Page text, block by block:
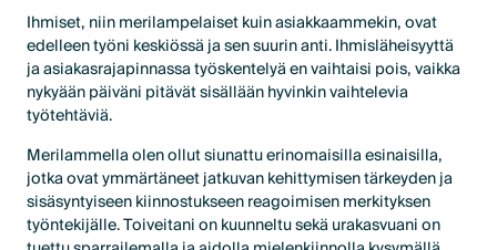
Ihmiset, niin merilampelaiset kuin asiakkaammekin, ovat
edelleen työni keskiössä ja sen suurin anti. Ihmisläheisyyttä
ja asiakasrajapinnassa työskentelyä en vaihtaisi pois, vaikka
nykyään päiväni pitävät sisällään hyvinkin vaihtelevia
työtehtäviä.
Merilammella olen ollut siunattu erinomaisilla esinaisilla,
jotka ovat ymmärtäneet jatkuvan kehittymisen tärkeyden ja
sisäsyntyiseen kiinnostukseen reagoimisen merkityksen
työntekijälle. Toiveitani on kuunneltu sekä urakasvuani on